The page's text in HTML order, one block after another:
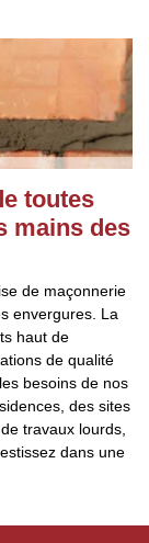
toutes
mains des
de maçonnerie
envergures. La
haut de
de qualité
besoins de nos
des sites
travaux lourds,
dans une